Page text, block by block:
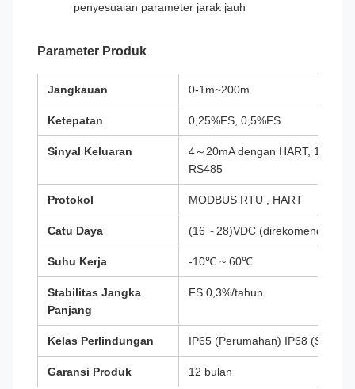
penyesuaian parameter jarak jauh
Parameter Produk
Jangkauan 0-1m~200m
Ketepatan 0,25%FS, 0,5%FS
Sinyal Keluaran
4～20mA dengan HART, 1V ~
RS485
Protokol MODBUS RTU , HART
Catu Daya (16～28)VDC
Suhu Kerja -10℃ ~ 60℃
Stabilitas Jangka
Panjang
FS 0,3%/tahun
Kelas Perlindungan IP65 (Perumahan) IP68 (Sensor)
Garansi Produk 12 bulan